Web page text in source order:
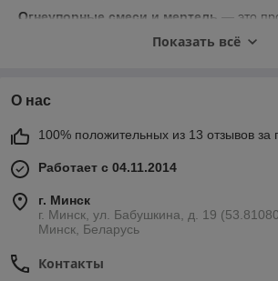
Огнеупорные смеси и мертель — это
, применяемые
ремонта и облицовкипечей, каминов
герметичность швов даже при длительном
В интернет-магазине
pechnoi.by
выбор
задач:
контакта с огнём;
заделка трещин
монтаж и ремонт дымоходов
Показать всё
О нас
100% положительных из 13 отзывов за
Работает с 04.11.2014
г. Минск
г. Минск, ул. Бабушкина, д. 19
Минск, Беларусь
Контакты